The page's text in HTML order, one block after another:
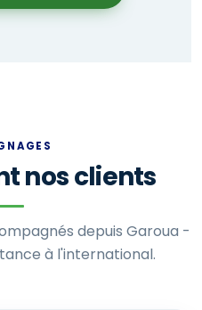
nos clients
depuis Garoua -
à l'international.